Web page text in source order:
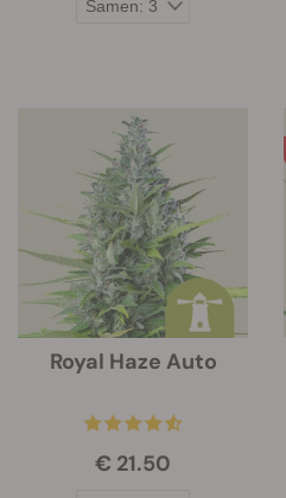
Royal Haze Auto
€ 21.50